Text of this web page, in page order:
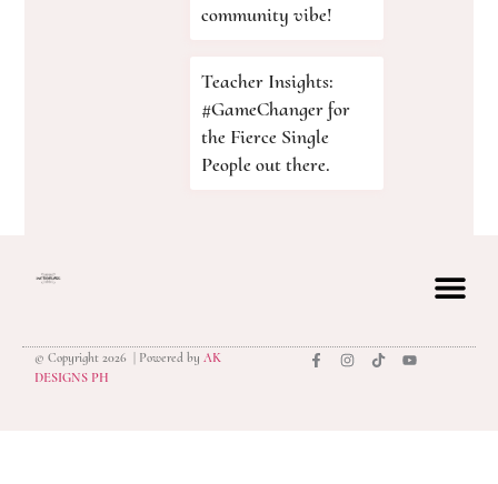
community vibe!
Teacher Insights:
#GameChanger for
the Fierce Single
People out there.
© Copyright 2026 | Powered by AK
DESIGNS PH